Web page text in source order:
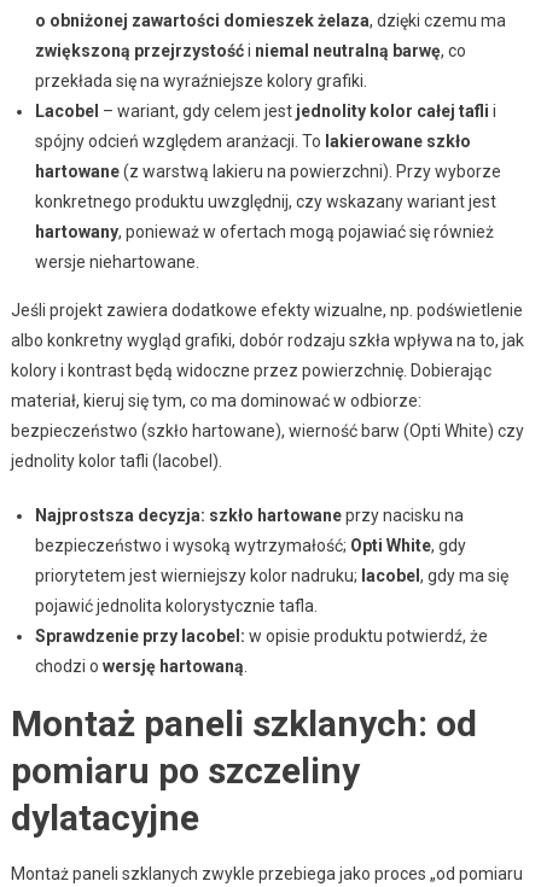
o obniżonej zawartości domieszek żelaza, dzięki czemu ma
zwiększoną przejrzystośći niemal neutralną barwę, co
przekłada się na wyraźniejsze kolory grafiki.
Lacobel – wariant, gdy celem jest jednolity kolor całej tafli i
spójny odcień względem aranżacji. To lakierowane szkło
hartowane(z warstwą lakieru na powierzchni). Przy wyborze
konkretnego produktu uwzględnij, czy wskazany wariant jest
hartowany, ponieważ w ofertach mogą pojawiać się również
wersje niehartowane.
Jeśli projekt zawiera dodatkowe efekty wizualne, np. podświetlenie
albo konkretny wygląd grafiki, dobór rodzaju szkła wpływa na to, jak
kolory i kontrast będą widoczne przez powierzchnię. Dobierając
materiał, kieruj się tym, co ma dominować w odbiorze:
bezpieczeństwo (szkło hartowane), wierność barw (Opti White) czy
jednolity kolor tafli (lacobel).
Najprostsza decyzja: szkło hartowaneprzy nacisku na
bezpieczeństwo i wysoką wytrzymałość; Opti White, gdy
priorytetem jest wierniejszy kolor nadruku; lacobel , gdy ma się
pojawić jednolita kolorystycznie tafla.
Sprawdzenie przy lacobel: w opisie produktu potwierdź, że
chodzi o wersję hartowaną
Montaż paneli szklanych: od
pomiaru po szczeliny
dylatacyjne
Montaż paneli szklanych zwykle przebiega jako proces „od pomiaru